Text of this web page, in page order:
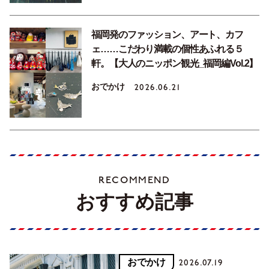
福岡発のファッション、アート、カフ
ェ……こだわり満載の個性あふれる５
軒。【大人のニッポン観光_福岡編Vol.2】
おでかけ 2026.06.21
RECOMMEND
おすすめ記事
おでかけ 2026.07.19